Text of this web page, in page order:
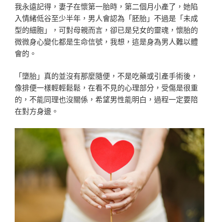
我永遠記得，妻子在懷第一胎時，第二個月小產了，她陷
入情緒低谷至少半年，男人會認為「胚胎」不過是「未成
型的細胞」，可對母親而言，卻已是兒女的靈魂，懷胎的
微微身心變化都是生命信號，我想，這是身為男人難以體
會的。
「墮胎」真的並沒有那麼隨便，不是吃藥或引產手術後，
像排便一樣輕輕鬆鬆，在看不見的心理部分，受傷是很重
的，不能同理也沒關係，希望男性能明白，過程一定要陪
在對方身邊。